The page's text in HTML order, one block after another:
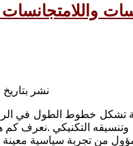
نشر بتاريخ الأحد, 23 حزيران/
تشكل خطوط الطول في
التكنيكي .نعرف كم